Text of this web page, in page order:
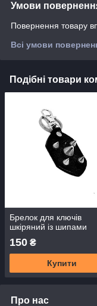
Умови
Повернення товару
Всі умови
Подібні товари
Брелок для ключів
шкіряний із шипами
150 ₴
Купити
Про нас